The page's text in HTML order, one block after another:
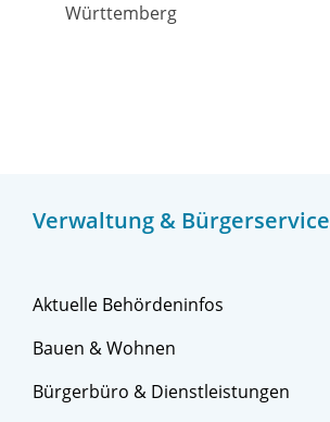
Verwaltung & Bürgerservice
Aktuelle Behördeninfos
Bauen & Wohnen
Bürgerbüro & Dienstleistungen
Württemberg